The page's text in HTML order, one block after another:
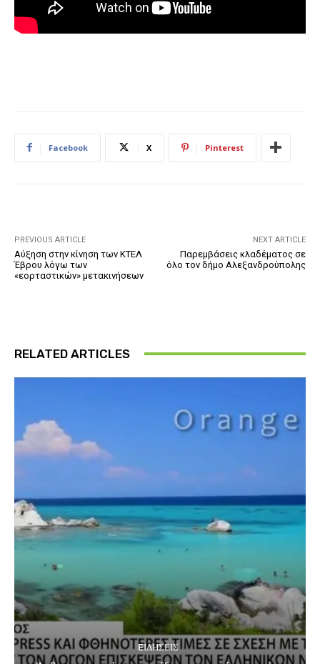
Facebook X Pinterest
PREVIOUS ARTICLE
Αύξηση στην κίνηση των ΚΤΕΛ
Έβρου λόγω των
«εορταστικών» μετακινήσεων
NEXT ARTICLE
Παρεμβάσεις κλαδέματος σε
όλο τον δήμο Αλεξανδρούπολης
RELATED ARTICLES
EΙΔΗΣΕΙΣ